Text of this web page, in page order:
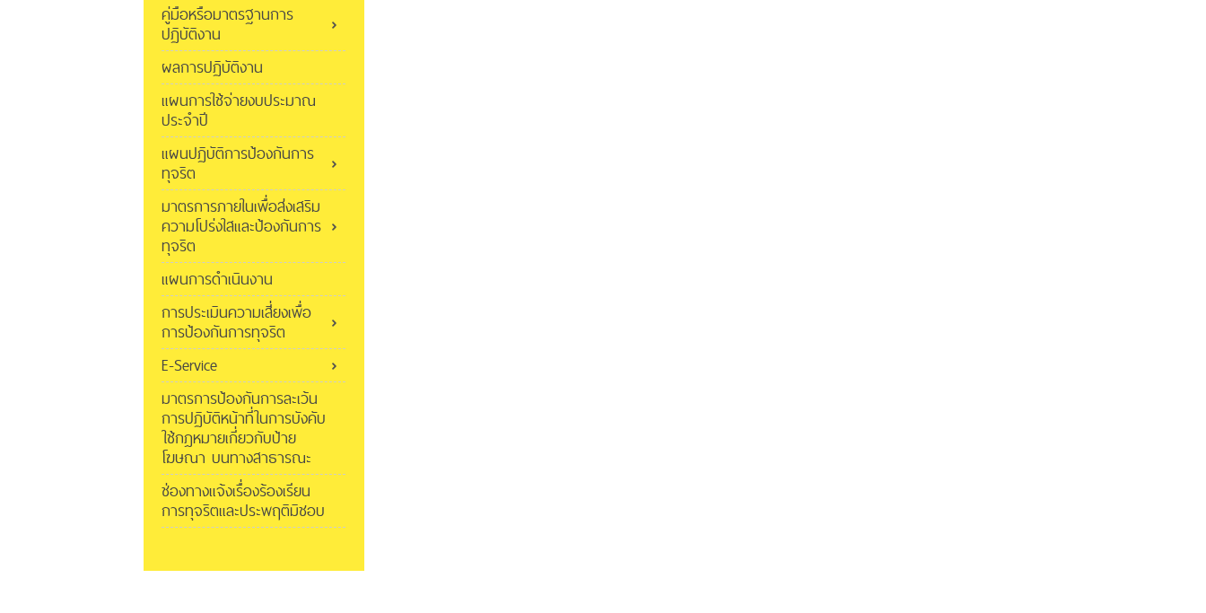
คู่มือหรือมาตรฐานการ
ปฏิบัติงาน
ผลการปฏิบัติงาน
แผนการใช้จ่ายงบประมาณ
ประจำปี
แผนปฏิบัติการป้องกันการ
ทุจริต
มาตรการภายในเพื่อส่งเสริม
ความโปร่งใสและป้องกันการ
ทุจริต
แผนการดำเนินงาน
การประเมินความเสี่ยงเพื่อ
การป้องกันการทุจริต
E-Service
มาตรการป้องกันการละเว้น
การปฏิบัติหน้าที่ในการบังคับ
ใช้กฎหมายเกี่ยวกับป้าย
โฆษณา บนทางสาธารณะ
ช่องทางแจ้งเรื่องร้องเรียน
การทุจริตและประพฤติมิชอบ